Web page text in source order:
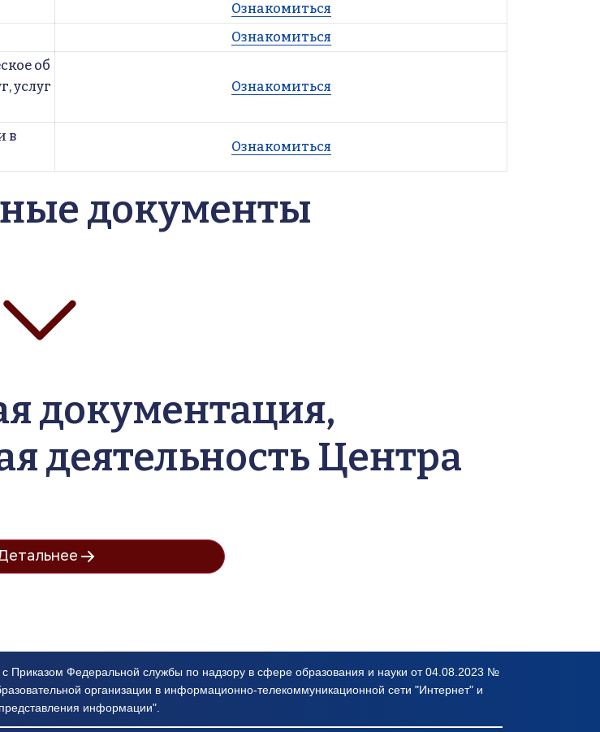
Ознакомиться
Ознакомиться
об
услуг
Ознакомиться
в
Ознакомиться
документы
документация,
деятельность Центра
Приказом Федеральной службы по надзору в сфере образования и науки от 04.08.2023 №
организации в информационно-телекоммуникационной сети "Интернет" и
информации".